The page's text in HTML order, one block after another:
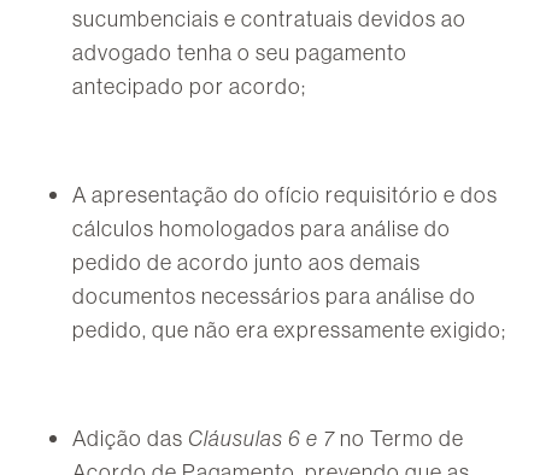
sucumbenciais e contratuais devidos ao
advogado tenha o seu pagamento
antecipado por acordo;
A apresentação do ofício requisitório e dos
cálculos homologados para análise do
pedido de acordo junto aos demais
documentos necessários para análise do
pedido, que não era expressamente exigido;
Adição das Cláusulas 6 e 7 no Termo de